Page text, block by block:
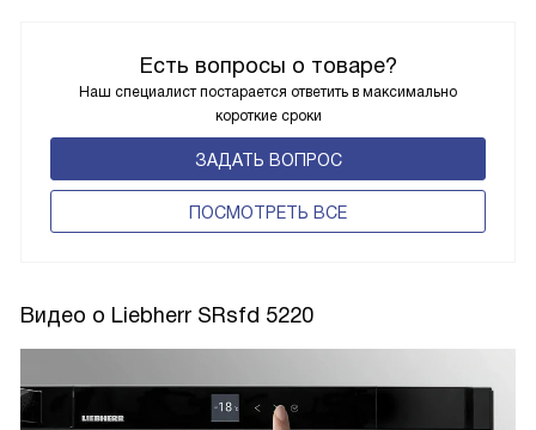
Есть вопросы о товаре?
Наш специалист постарается ответить в максимально
короткие сроки
ЗАДАТЬ ВОПРОС
ПОCМОТРЕТЬ ВСЕ
Видео о Liebherr SRsfd 5220